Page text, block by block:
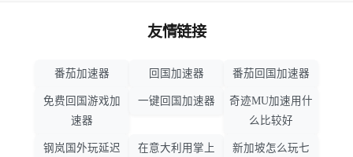
友情链接
番茄加速器 回国加速器 番茄回国加速器
免费回国游戏加
速器
一键回国加速器
奇迹MU加速用什
么比较好
钢岚国外玩延迟 在意大利用掌上 新加坡怎么玩七